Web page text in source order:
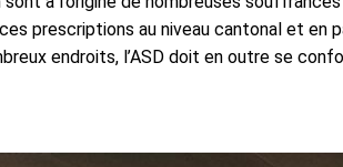
prescriptions au niveau cantonal et en
endroits, l’ASD doit en outre se